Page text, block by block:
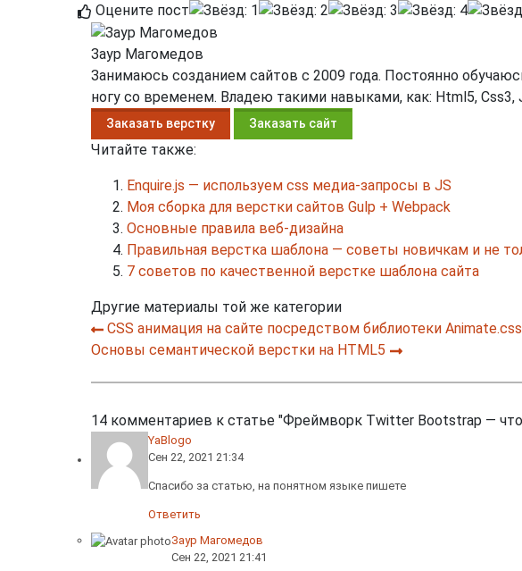
Оцените пост
Заур Магомедов
Занимаюсь созданием сайтов с 2009 года. Постоянно
ногу со временем. Владею такими навыками, как: Html5, Css3,
Заказать верстку Заказать сайт
Читайте также:
Enquire.js — используем css медиа-запросы в JS
Моя сборка для верстки сайтов Gulp + Webpack
Основные правила веб-дизайна
Правильная верстка шаблона — советы новичкам и не
7 советов по качественной верстке шаблона сайта
Другие материалы той же категории
CSS анимация на сайте посредством библиотеки Animate.css
Основы семантической верстки на HTML5
14 комментариев к статье "Фреймворк Twitter Bootstrap — что
YaBlogo
Сен 22, 2021 21:34
Спасибо за статью, на понятном языке пишете
Ответить
Заур Магомедов
Сен 22, 2021 21:41